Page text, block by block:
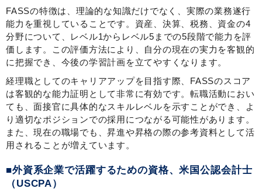
FASSの特徴は、理論的な知識だけでなく、実際の業務遂行
能力を重視していることです。資産、決算、税務、資金の4
分野について、レベル1からレベル5までの5段階で能力を評
価します。この評価方法により、自分の現在の実力を客観的
に把握でき、今後の学習計画を立てやすくなります。
経理職としてのキャリアアップを目指す際、FASSのスコア
は客観的な能力証明として非常に有効です。転職活動におい
ても、面接官に具体的なスキルレベルを示すことができ、よ
り適切なポジションでの採用につながる可能性があります。
また、現在の職場でも、昇進や昇格の際の参考資料として活
用されることが増えています。
■外資系企業で活躍するための資格、米国公認会計士
（USCPA）